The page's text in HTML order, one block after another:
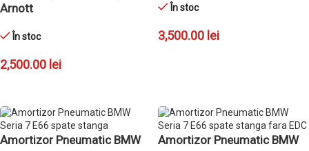
Arnott
În stoc
2,500.00 lei
În stoc
3,500.00 lei
Amortizor Pneumatic BMW
Amortizor Pneumatic BMW